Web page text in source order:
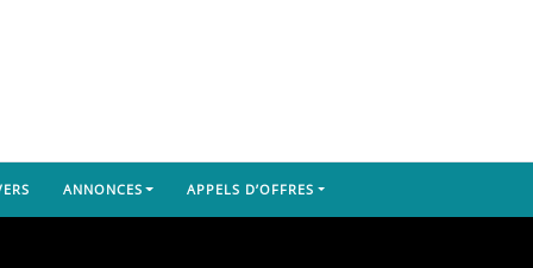
ANNONCES APPELS D’OFFRES